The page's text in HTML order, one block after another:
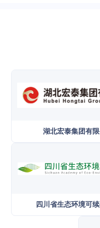
湖北宏泰集团有限
四川省生态环境可